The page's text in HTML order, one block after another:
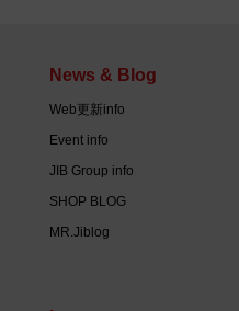
News & Blog
Web更新info
Event info
JIB Group info
SHOP BLOG
MR.Jiblog